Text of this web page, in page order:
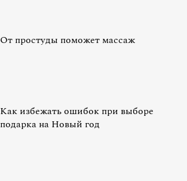
От простуды поможет массаж
Как избежать ошибок при выборе
подарка на Новый год